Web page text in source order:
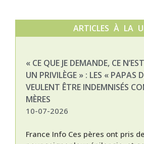
ARTICLES À LA
« CE QUE JE DEMANDE, CE
UN PRIVILÈGE » : LES « PAPAS
VEULENT ÊTRE INDEMNISÉS
MÈRES
10-07-2026
France Info Ces pères ont pris